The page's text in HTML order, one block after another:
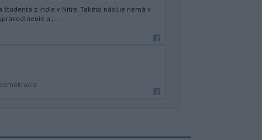
študenta z Indie v Nitre. Takéto násilie nemá v
a j...